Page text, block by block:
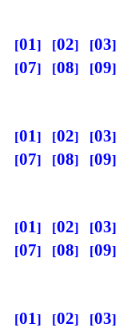
01 02 03
07
08 09
01 02 03
07
08 09
01 02 03
07
08 09
01 02 03